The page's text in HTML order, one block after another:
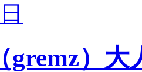
gremz）大